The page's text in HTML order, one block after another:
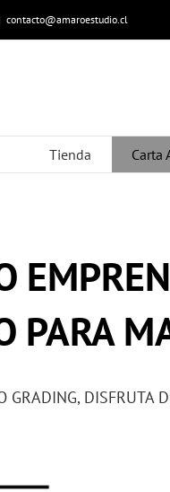
contacto@amaroestudio.cl
Tienda Carta
PARA
GRADING, DISFRUTA